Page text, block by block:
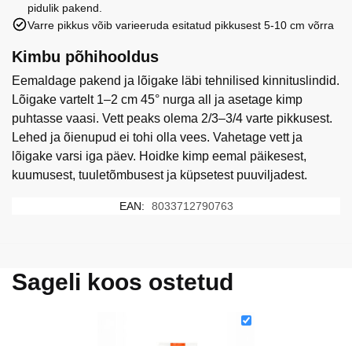
pidulik pakend.
Varre pikkus võib varieeruda esitatud pikkusest 5-10 cm võrra
Kimbu põhihooldus
Eemaldage pakend ja lõigake läbi tehnilised kinnituslindid.
Lõigake vartelt 1–2 cm 45° nurga all ja asetage kimp
puhtasse vaasi. Vett peaks olema 2/3–3/4 varte pikkusest.
Lehed ja õienupud ei tohi olla vees. Vahetage vett ja
lõigake varsi iga päev. Hoidke kimp eemal päikesest,
kuumusest, tuuletõmbusest ja küpsetest puuviljadest.
EAN: 8033712790763
Sageli koos ostetud